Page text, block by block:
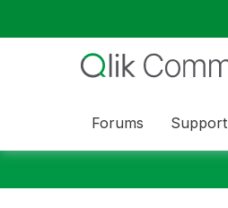
Forums Support